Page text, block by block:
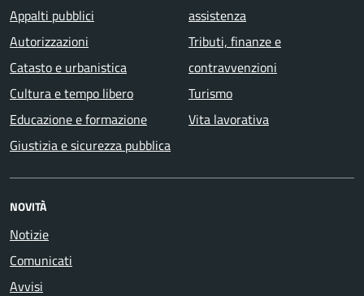
Appalti pubblici
Autorizzazioni
Catasto e urbanistica
Cultura e tempo libero
Educazione e formazione
Giustizia e sicurezza pubblica
assistenza
Tributi, finanze e
contravvenzioni
Turismo
Vita lavorativa
NOVITÀ
Notizie
Comunicati
Avvisi